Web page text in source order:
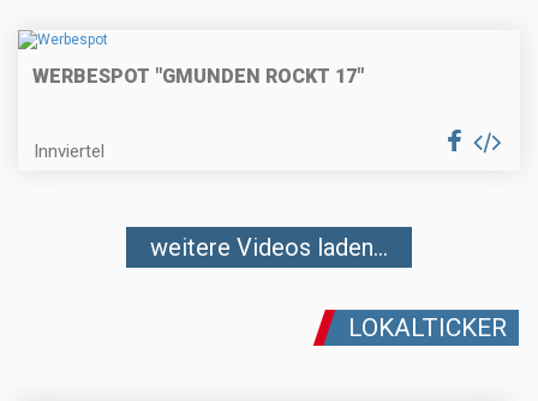
WERBESPOT "GMUNDEN ROCKT 17"
Innviertel
weitere Videos laden...
LOKALTICKER